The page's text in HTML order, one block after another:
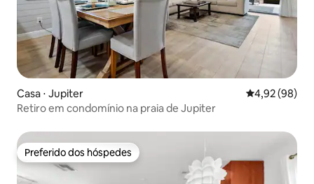
Casa ⋅ Jupiter 4,92 de uma
4,92 (98)
Retiro em condomínio na praia de Jupiter
Preferido dos hóspedes
Preferido dos hóspedes